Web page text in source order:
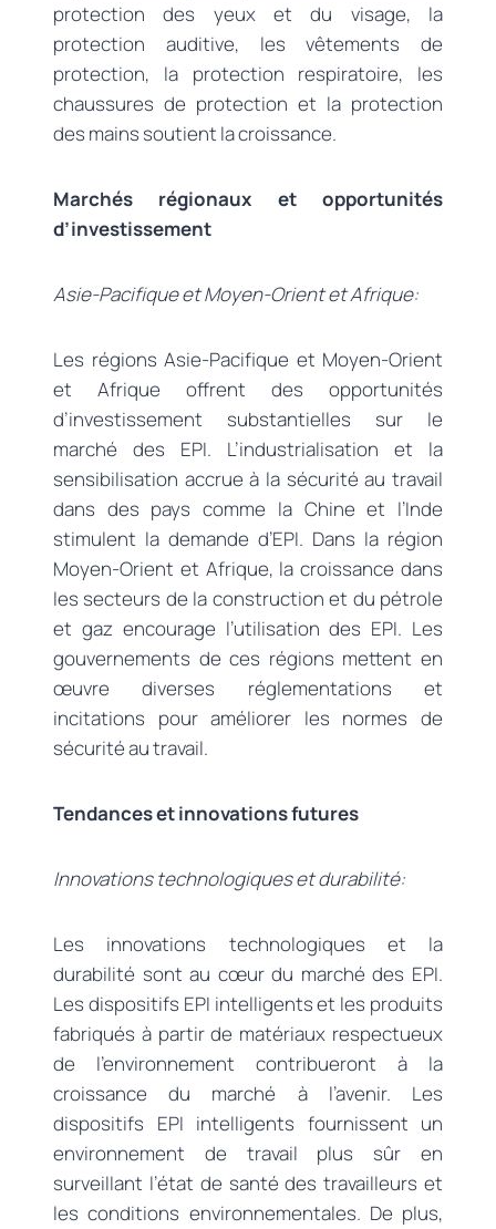
protection des yeux et du visage, la
protection auditive, les vêtements de
protection, la protection respiratoire, les
chaussures de protection et la protection
des mains soutient la croissance.
Marchés régionaux et opportunités
d’investissement
Asie-Pacifique et Moyen-Orient et Afrique:
Les régions Asie-Pacifique et Moyen-Orient
et Afrique offrent des opportunités
d’investissement substantielles sur le
marché des EPI. L’industrialisation et la
sensibilisation accrue à la sécurité au travail
dans des pays comme la Chine et l’Inde
stimulent la demande d’EPI. Dans la région
Moyen-Orient et Afrique, la croissance dans
les secteurs de la construction et du pétrole
et gaz encourage l’utilisation des EPI. Les
gouvernements de ces régions mettent en
œuvre diverses réglementations et
incitations pour améliorer les normes de
sécurité au travail.
Tendances et innovations futures
Innovations technologiques et durabilité:
Les innovations technologiques et la
durabilité sont au cœur du marché des EPI.
Les dispositifs EPI intelligents et les produits
fabriqués à partir de matériaux respectueux
de l’environnement contribueront à la
croissance du marché à l’avenir. Les
dispositifs EPI intelligents fournissent un
environnement de travail plus sûr en
surveillant l’état de santé des travailleurs et
les conditions environnementales. De plus,